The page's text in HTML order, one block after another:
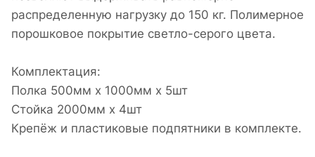
распределенную нагрузку до 150 кг. Полимерное
порошковое покрытие светло-серого цвета.
Комплектация:
Полка 500мм х 1000мм x 5шт
Стойка 2000мм x 4шт
Крепёж и пластиковые подпятники в комплекте.